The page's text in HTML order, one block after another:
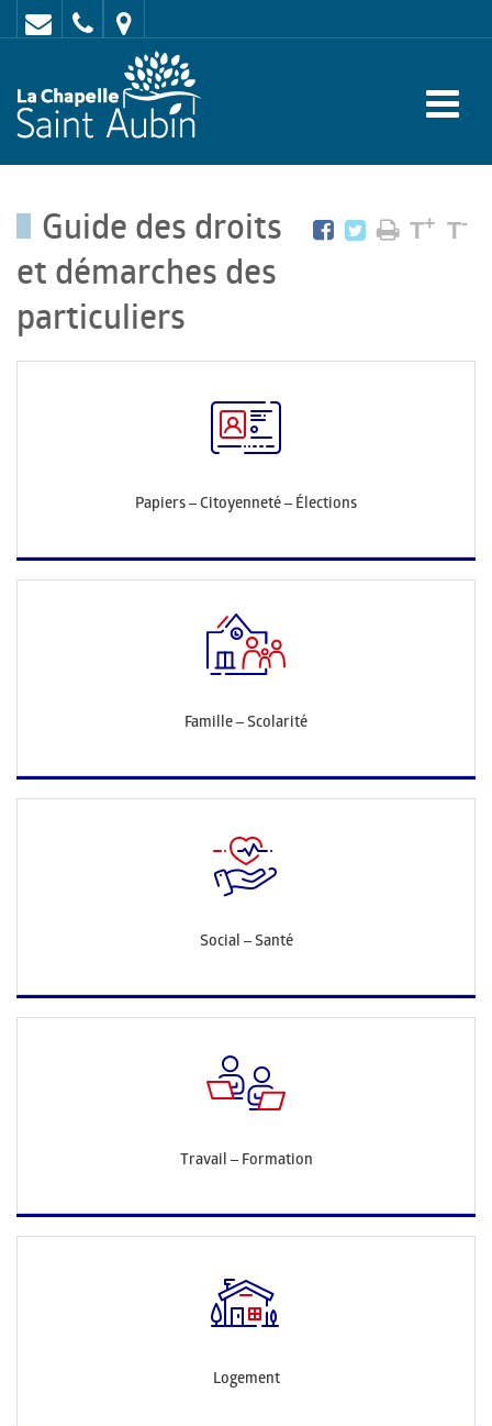
Contact
02
47
62
:
rue
de
-
LA
Guide des droits
et démarches des
particuliers
T+ T-
Papiers – Citoyenneté – Élections
Famille – Scolarité
Social – Santé
Travail – Formation
Logement